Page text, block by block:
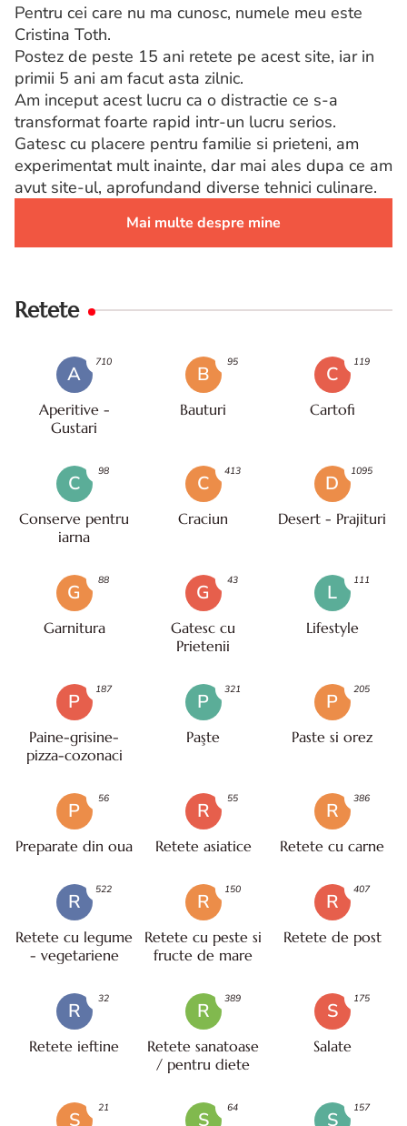
Pentru cei care nu ma cunosc, numele meu este
Cristina Toth.
Postez de peste 15 ani retete pe acest site, iar in
primii 5 ani am facut asta zilnic.
Am inceput acest lucru ca o distractie ce s-a
transformat foarte rapid intr-un lucru serios.
Gatesc cu placere pentru familie si prieteni, am
experimentat mult inainte, dar mai ales dupa ce am
avut site-ul, aprofundand diverse tehnici culinare.
Mai multe despre mine
Retete
A
Aperitive -
Gustari
710
B
Bauturi
95
C
Cartofi
119
C
Conserve pentru
iarna
98
C
Craciun
413
D
Desert - Prajituri
1095
G
Garnitura
88
G
Gatesc cu
Prietenii
43
L
Lifestyle
111
P
Paine-grisine-
pizza-cozonaci
187
P
Paşte
321
P
Paste si orez
205
P
Preparate din oua
56
R
Retete asiatice
55
R
Retete cu carne
386
R
Retete cu legume
- vegetariene
522
R
Retete cu peste si
fructe de mare
150
R
Retete de post
407
R
Retete ieftine
32
R
Retete sanatoase
/ pentru diete
389
S
Salate
175
S
21
S
64
S
157